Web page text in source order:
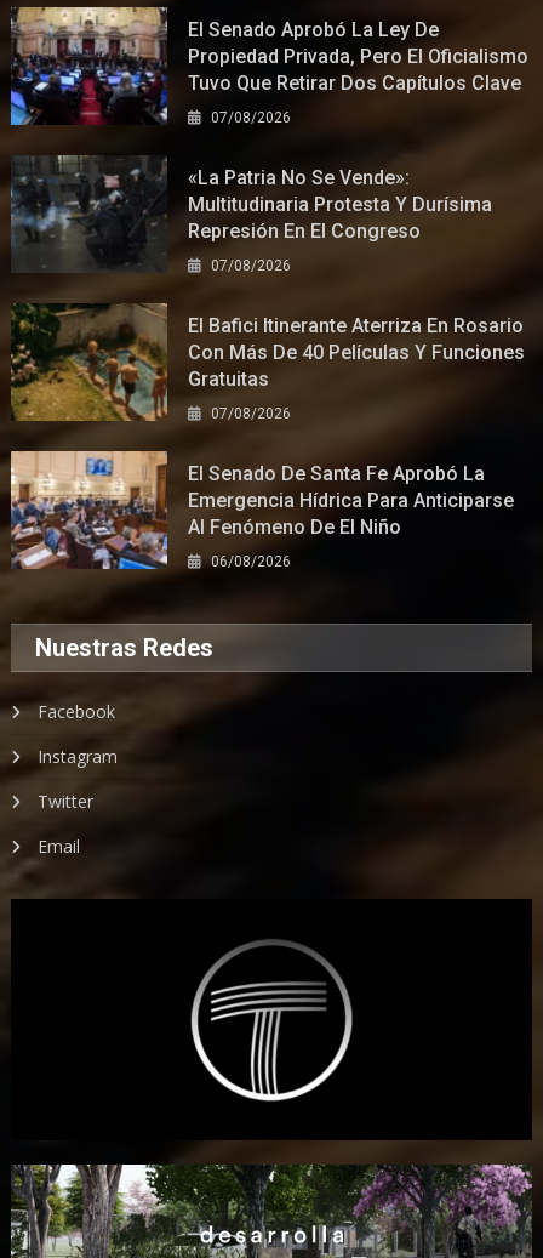
El Senado Aprobó La Ley De
Propiedad Privada, Pero El Oficialismo
Tuvo Que Retirar Dos Capítulos Clave
07/08/2026
«La Patria No Se Vende»:
Multitudinaria Protesta Y Durísima
Represión En El Congreso
07/08/2026
El Bafici Itinerante Aterriza En Rosario
Con Más De 40 Películas Y Funciones
Gratuitas
07/08/2026
El Senado De Santa Fe Aprobó La
Emergencia Hídrica Para Anticiparse
Al Fenómeno De El Niño
06/08/2026
Nuestras Redes
Facebook
Instagram
Twitter
Email